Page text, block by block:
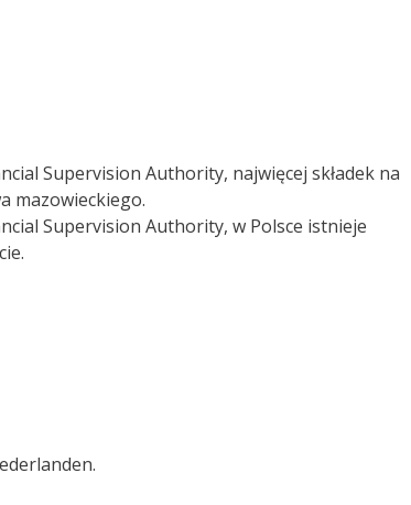
Supervision Authority, najwięcej składek na
mazowieckiego.
Supervision Authority, w Polsce istnieje